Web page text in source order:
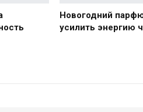
Новогодний
усилить энергию